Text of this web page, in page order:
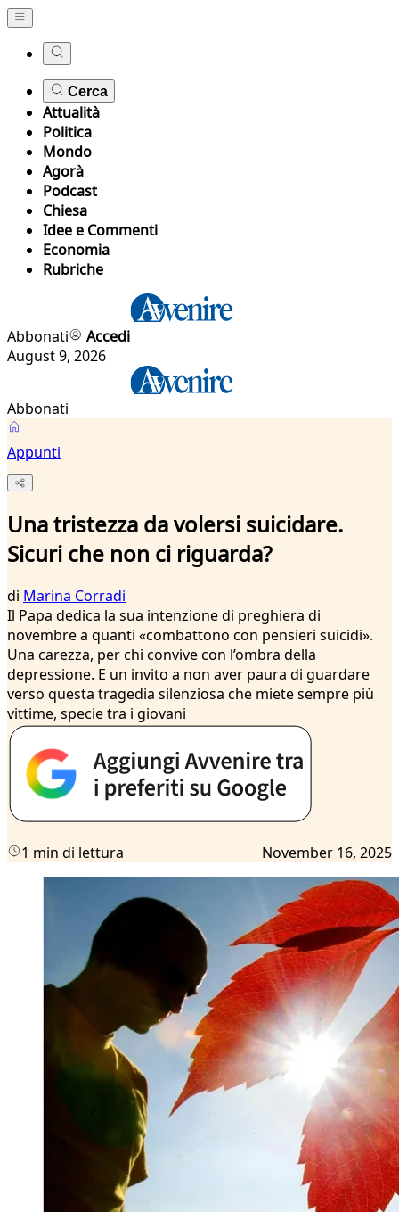
Cerca
Attualità
Politica
Mondo
Agorà
Podcast
Chiesa
Idee e Commenti
Economia
Rubriche
Abbonati
Accedi
August 9, 2026
Abbonati
Appunti
Una tristezza da volersi suicidare.
Sicuri che non ci riguarda?
di Marina Corradi
Il Papa dedica la sua intenzione di preghiera di
novembre a quanti «combattono con pensieri suicidi».
Una carezza, per chi convive con l’ombra della
depressione. E un invito a non aver paura di guardare
verso questa tragedia silenziosa che miete sempre più
vittime, specie tra i giovani
1 min di lettura November 16, 2025